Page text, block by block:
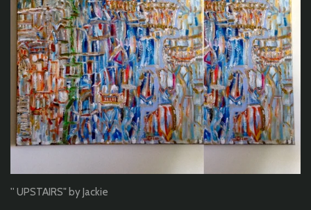
'' UPSTAIRS" by Jackie